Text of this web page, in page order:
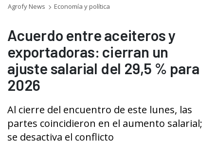
Agrofy News Economía y política
Acuerdo entre aceiteros y
exportadoras: cierran un
ajuste salarial del 29,5 % para
2026
Al cierre del encuentro de este lunes, las
partes coincidieron en el aumento salarial;
se desactiva el conflicto